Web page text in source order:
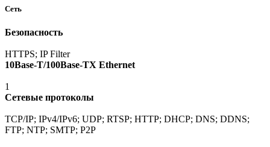
Сеть
Безопасность
HTTPS; IP Filter
10Base-T/100Base-TX Ethernet
1
Сетевые протоколы
TCP/IP; IPv4/IPv6; UDP; RTSP; HTTP; DHCP; DNS; DDNS;
FTP; NTP; SMTP; P2P